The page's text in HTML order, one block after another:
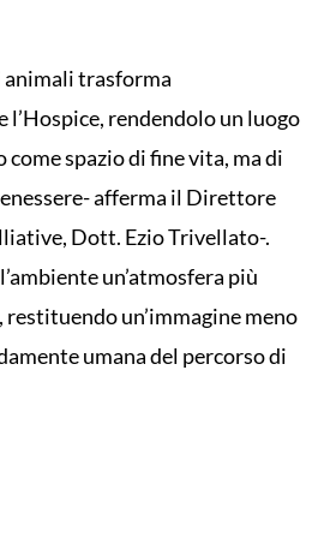
animali trasforma
rendendolo un luogo
spazio di fine vita, ma di
afferma il Direttore
Dott. Ezio Trivellato-.
un’atmosfera più
restituendo un’immagine meno
umana del percorso di